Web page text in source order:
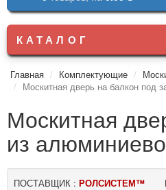
КАТАЛОГ
Главная Комплектующие
Москитная дверь на балкон под
Москитная
из
ПОСТАВЩИК : РОЛСИСТЕМ™